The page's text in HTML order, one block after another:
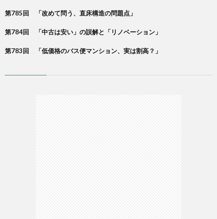
第785回 「改めて問う、直床構造の問題点」
第784回 「中古は安い」の誤解と「リノベーション」
第783回 「低価格のバス便マンション、実は割高？」